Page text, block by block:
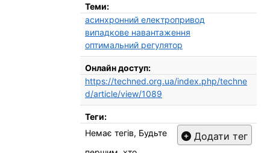
Теми:
асинхронний електропривод
випадкове навантаження
оптимальний регулятор
Онлайн доступ:
https://techned.org.ua/index.php/techne
d/article/view/1089
Теги:
Додати тег
Немає тегів, Будьте